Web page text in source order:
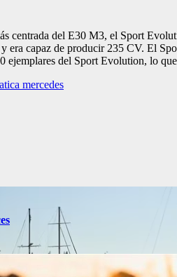
centrada del E30 M3, el Sport
era capaz de producir 235 CV. El
ejemplares del Sport Evolution, lo
mercedes